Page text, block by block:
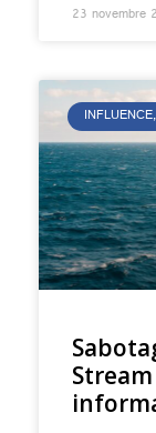
23 novembre